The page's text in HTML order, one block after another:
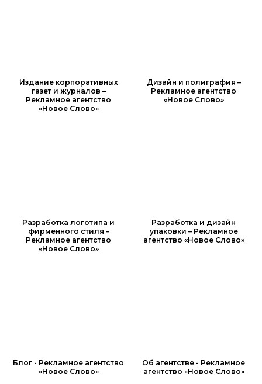
Издание корпоративных
газет и журналов –
Рекламное агентство
«Новое Слово»
Дизайн и полиграфия –
Рекламное агентство
«Новое Слово»
Разработка логотипа и
фирменного стиля –
Рекламное агентство
«Новое Слово»
Разработка и дизайн
упаковки – Рекламное
агентство «Новое Слово»
Блог - Рекламное агентство
«Новое Слово»
Об агентстве - Рекламное
агентство «Новое Слово»